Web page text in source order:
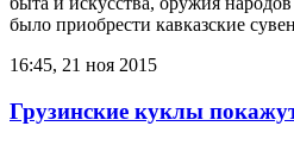
было приобрести кавказские
16:45, 21 ноя 2015
Грузинские куклы